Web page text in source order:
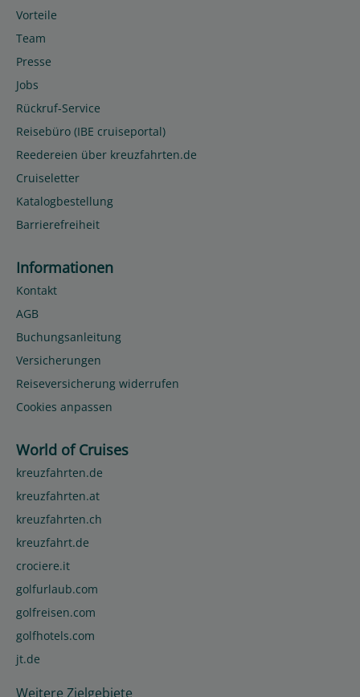
Vorteile
Team
Presse
Jobs
Rückruf-Service
Reisebüro (IBE cruiseportal)
Reedereien über kreuzfahrten.de
Cruiseletter
Katalogbestellung
Barrierefreiheit
Informationen
Kontakt
AGB
Buchungsanleitung
Versicherungen
Reiseversicherung widerrufen
Cookies anpassen
World of Cruises
kreuzfahrten.de
kreuzfahrten.at
kreuzfahrten.ch
kreuzfahrt.de
crociere.it
golfurlaub.com
golfreisen.com
golfhotels.com
jt.de
Weitere Zielgebiete